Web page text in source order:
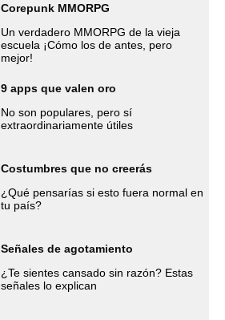
Corepunk MMORPG
Un verdadero MMORPG de la vieja
escuela ¡Cómo los de antes, pero
mejor!
9 apps que valen oro
No son populares, pero sí
extraordinariamente útiles
Costumbres que no creerás
¿Qué pensarías si esto fuera normal en
tu país?
Señales de agotamiento
¿Te sientes cansado sin razón? Estas
señales lo explican